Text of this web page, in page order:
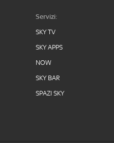
Servizi:
SKY TV
SKY APPS
NOW
SKY BAR
SPAZI SKY